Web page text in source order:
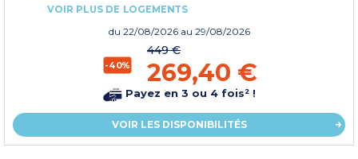
VOIR PLUS DE LOGEMENTS
du 22/08/2026 au 29/08/2026
-40%
449 €
269,40 €
Payez en 3 ou 4 fois² !
VOIR LES DISPONIBILITÉS